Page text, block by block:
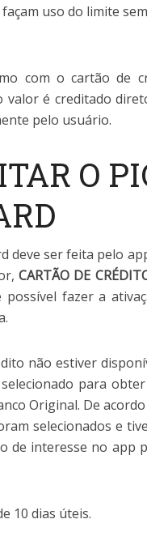
uso do limite
com o cartão de
valor é creditado
pelo usuário.
O
deve ser feita pelo
CARTÃO DE
fazer a
não estiver
para
Original. De
selecionados e
de interesse no app
10 dias úteis.